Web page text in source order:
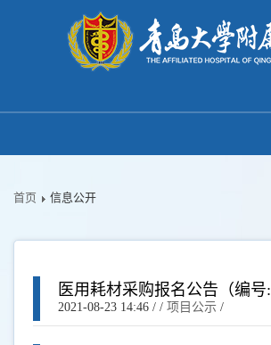
首页 信息公开
医用耗材采购报名公告（编号:
WSCL202101019）
2021-08-23 14:46 / / 项目公示/